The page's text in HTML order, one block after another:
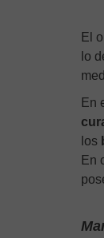
El
lo
En
los
En